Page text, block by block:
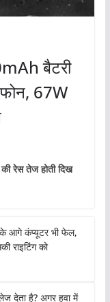
बैटरी
67W
की रेस तेज होती दिख
आगे कंप्यूटर भी फेल,
राइटिंग को
देता है? अगर हवा में